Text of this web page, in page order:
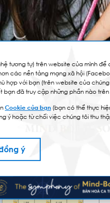
tương tự) trên website của mình để
các nền tảng mạng xã hội
hợp với bạn (trên website của
đã truy cập những phần nào
Cookie của bạn (bạn có thể thực
ý hoặc từ chối việc chúng tôi thu
ý